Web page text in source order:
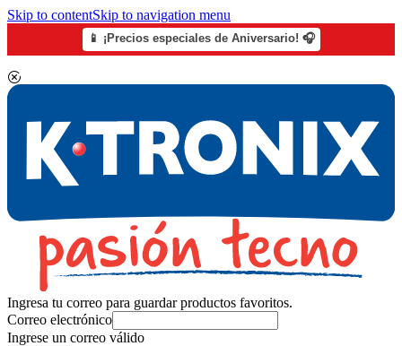
Skip to contentSkip to navigation menu
📱 ¡Precios especiales de Aniversario! 🎧
Ingresa tu correo para guardar productos favoritos.
Correo electrónico
Ingrese un correo válido